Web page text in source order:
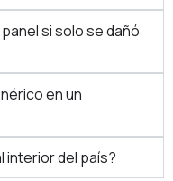
si solo se dañó
en un
interior del país?